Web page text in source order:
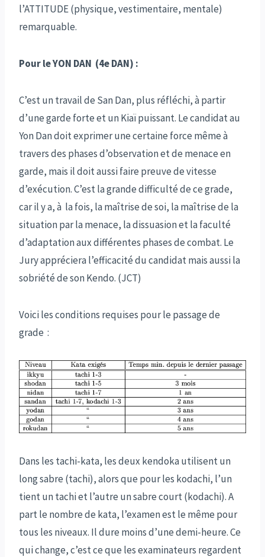
l’ATTITUDE (physique, vestimentaire, mentale)
remarquable.
Pour le YON DAN (4e DAN) :
C’est un travail de San Dan, plus réfléchi, à partir
d’une garde forte et un Kiaï puissant. Le candidat au
Yon Dan doit exprimer une certaine force même à
travers des phases d’observation et de menace en
garde, mais il doit aussi faire preuve de vitesse
d’exécution. C’est la grande difficulté de ce grade,
car il y a, à la fois, la maîtrise de soi, la maîtrise de la
situation par la menace, la dissuasion et la faculté
d’adaptation aux différentes phases de combat. Le
Jury appréciera l’efficacité du candidat mais aussi la
sobriété de son Kendo. (JCT)
Voici les conditions requises pour le passage de
grade :
Dans les tachi-kata, les deux kendoka utilisent un
long sabre (tachi), alors que pour les kodachi, l’un
tient un tachi et l’autre un sabre court (kodachi). A
part le nombre de kata, l’examen est le même pour
tous les niveaux. Il dure moins d’une demi-heure. Ce
qui change, c’est ce que les examinateurs regardent